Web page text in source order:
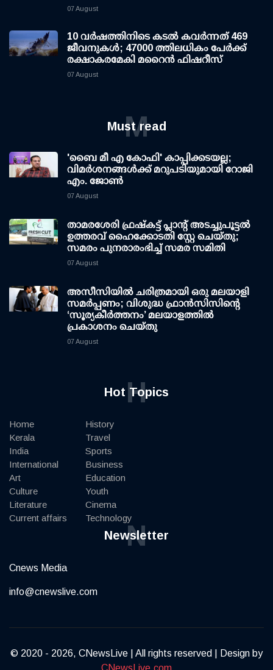
07 August
10 വര്‍ഷത്തിനിടെ കടല്‍ കവര്‍ന്നത് 469
ജീവനുകള്‍; 47000 ത്തിലധികം പേര്‍ക്ക്
രക്ഷാകരമേകി മറൈന്‍ ഫിഷറീസ്
07 August
Must read
M
'ബൈ മീ എ കോഫി' കാപ്പിക്കടയല്ല;
വിമര്‍ശനങ്ങള്‍ക്ക് മറുപടിയുമായി റോജി
എം. ജോണ്‍
07 August
താമരശേരി ഫ്രഷ്കട്ട് പ്ലാന്റ് അടച്ചുപൂട്ടൽ
ഉത്തരവ് ഹൈക്കോടതി സ്റ്റേ ചെയ്തു;
സമരം പുനരാരംഭിച്ച് സമര സമിതി
07 August
അസീസിയിൽ ചരിത്രമായി ഒരു മലയാളി
സമർപ്പണം; വിശുദ്ധ ഫ്രാൻസിസിന്റെ
‘സൂര്യകീർത്തനം’ മലയാളത്തിൽ
പ്രകാശനം ചെയ്തു
07 August
Hot Topics
H
Home
Kerala
India
International
Art
Culture
Literature
Current affairs
History
Travel
Sports
Business
Education
Youth
Cinema
Technology
Newsletter
N
Cnews Media
info@cnewslive.com
© 2020 - 2026, CNewsLive | All rights reserved | Design by
CNewsLive.com